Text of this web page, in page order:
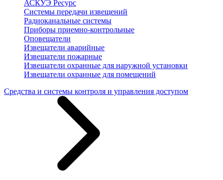
АСКУЭ Ресурс
Системы передачи извещений
Радиоканальные системы
Приборы приемно-контрольные
Оповещатели
Извещатели аварийные
Извещатели пожарные
Извещатели охранные для наружной установки
Извещатели охранные для помещений
Средства и системы контроля и управления доступом